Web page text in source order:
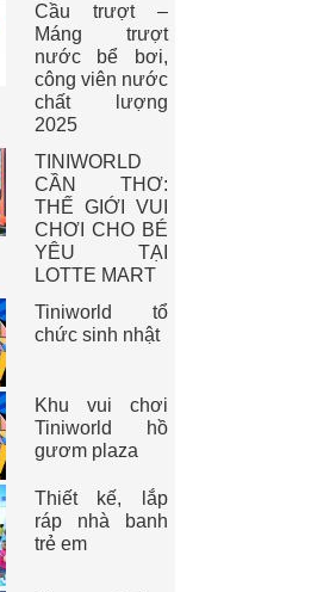
Cầu trượt –
Máng trượt
nước bể bơi,
công viên nước
chất lượng
2025
TINIWORLD
CẦN THƠ:
THẾ GIỚI VUI
CHƠI CHO BÉ
YÊU TẠI
LOTTE MART
Tiniworld tổ
chức sinh nhật
Khu vui chơi
Tiniworld hồ
gươm plaza
Thiết kế, lắp
ráp nhà banh
trẻ em